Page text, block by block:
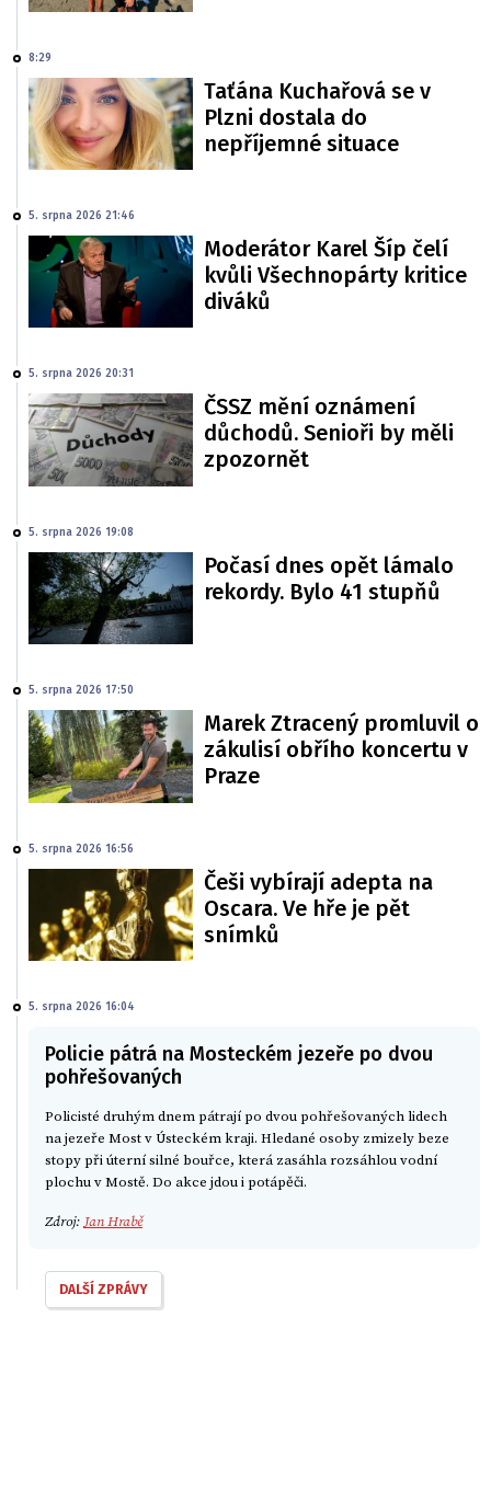
8:29
Taťána Kuchařová se v
Plzni dostala do
nepříjemné situace
5. srpna 2026 21:46
Moderátor Karel Šíp čelí
kvůli Všechnopárty kritice
diváků
5. srpna 2026 20:31
ČSSZ mění oznámení
důchodů. Senioři by měli
zpozornět
5. srpna 2026 19:08
Počasí dnes opět lámalo
rekordy. Bylo 41 stupňů
5. srpna 2026 17:50
Marek Ztracený promluvil o
zákulisí obřího koncertu v
Praze
5. srpna 2026 16:56
Češi vybírají adepta na
Oscara. Ve hře je pět
snímků
5. srpna 2026 16:04
Policie pátrá na Mosteckém jezeře po dvou
pohřešovaných
Policisté druhým dnem pátrají po dvou pohřešovaných lidech
na jezeře Most v Ústeckém kraji. Hledané osoby zmizely beze
stopy při úterní silné bouřce, která zasáhla rozsáhlou vodní
plochu v Mostě. Do akce jdou i potápěči.
Zdroj: Jan Hrabě
DALŠÍ ZPRÁVY